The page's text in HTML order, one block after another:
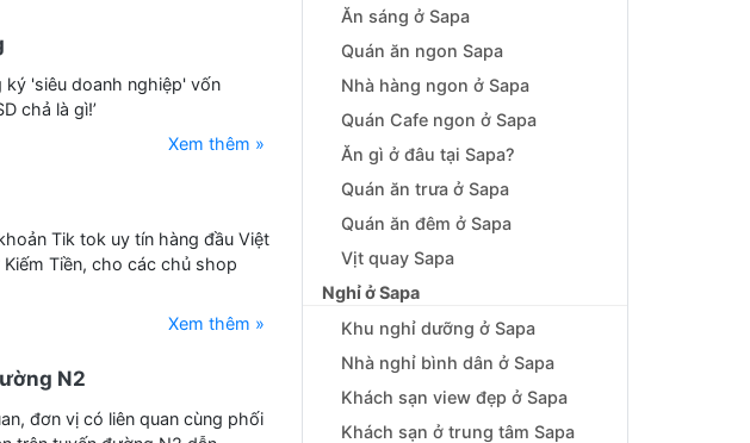
ký 'siêu doanh nghiệp' vốn
chả là gì!’
Xem thêm »
Tik tok uy tín hàng đầu Việt
Tiền, cho các chủ shop
Xem thêm »
N2
đơn vị có liên quan cùng phối
Ăn sáng ở Sapa
Quán ăn ngon Sapa
Nhà hàng ngon ở Sapa
Quán Cafe ngon ở Sapa
Ăn gì ở đâu tại Sapa?
Quán ăn trưa ở Sapa
Quán ăn đêm ở Sapa
Vịt quay Sapa
Nghỉ ở Sapa
Khu nghỉ dưỡng ở Sapa
Nhà nghỉ bình dân ở Sapa
Khách sạn view đẹp ở Sapa
Khách sạn ở trung tâm Sapa